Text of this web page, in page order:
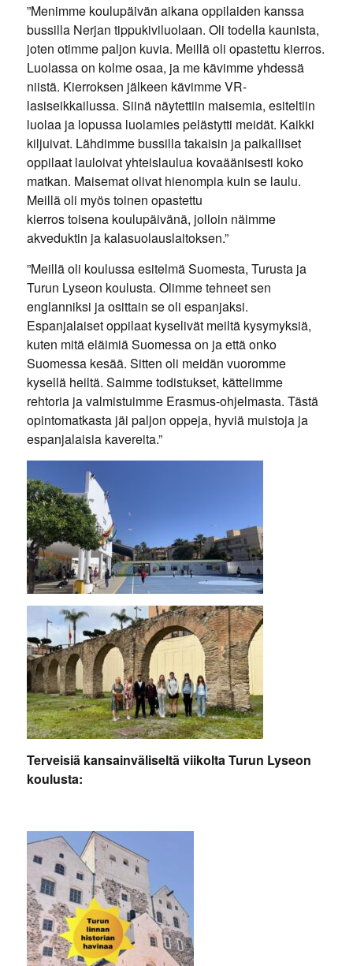
”Menimme koulupäivän aikana oppilaiden kanssa
bussilla Nerjan tippukiviluolaan. Oli todella kaunista,
joten otimme paljon kuvia. Meillä oli opastettu kierros.
Luolassa on kolme osaa, ja me kävimme yhdessä
niistä. Kierroksen jälkeen kävimme VR-
lasiseikkailussa. Siinä näytettiin maisemia, esiteltiin
luolaa ja lopussa luolamies pelästytti meidät. Kaikki
kiljuivat. Lähdimme bussilla takaisin ja paikalliset
oppilaat lauloivat yhteislaulua kovaäänisesti koko
matkan. Maisemat olivat hienompia kuin se laulu.
Meillä oli myös toinen opastettu
kierros toisena koulupäivänä, jolloin näimme
akveduktin ja kalasuolauslaitoksen.”
”Meillä oli koulussa esitelmä Suomesta, Turusta ja
Turun Lyseon koulusta. Olimme tehneet sen
englanniksi ja osittain se oli espanjaksi.
Espanjalaiset oppilaat kyselivät meiltä kysymyksiä,
kuten mitä eläimiä Suomessa on ja että onko
Suomessa kesää. Sitten oli meidän vuoromme
kysellä heiltä. Saimme todistukset, kättelimme
rehtoria ja valmistuimme Erasmus-ohjelmasta. Tästä
opintomatkasta jäi paljon oppeja, hyviä muistoja ja
espanjalaisia kavereita.”
Terveisiä kansainväliseltä viikolta Turun Lyseon
koulusta: